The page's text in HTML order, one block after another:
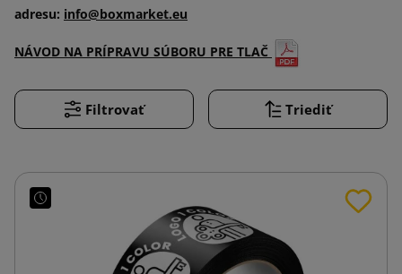
adresu: info@boxmarket.eu
NÁVOD NA PRÍPRAVU SÚBORU PRE TLAČ
Filtrovať Triediť